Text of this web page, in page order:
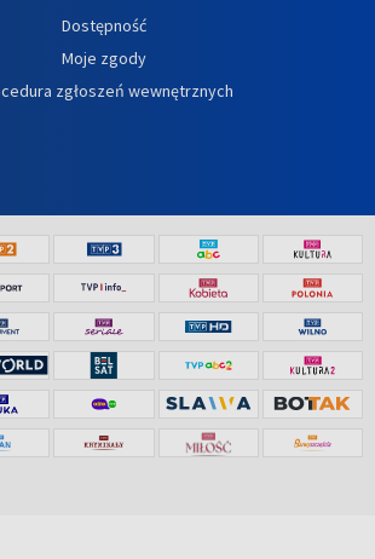
Dostępność
Moje zgody
zgłoszeń wewnętrznych